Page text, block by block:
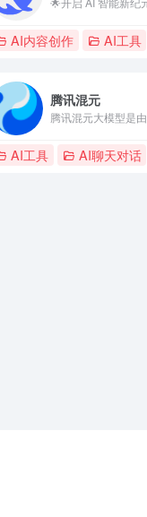
AI内容创作 AI工具
腾讯混元
AI工具 AI聊天对话